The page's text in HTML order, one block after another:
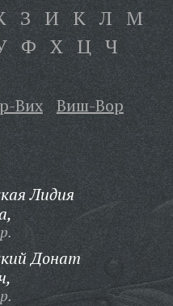
З И К Л М
Ф Х Ц Ч
Вих
Виш-Вор
Лидия
Донат